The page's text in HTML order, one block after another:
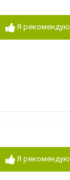
Я рекомендую
Я рекомендую